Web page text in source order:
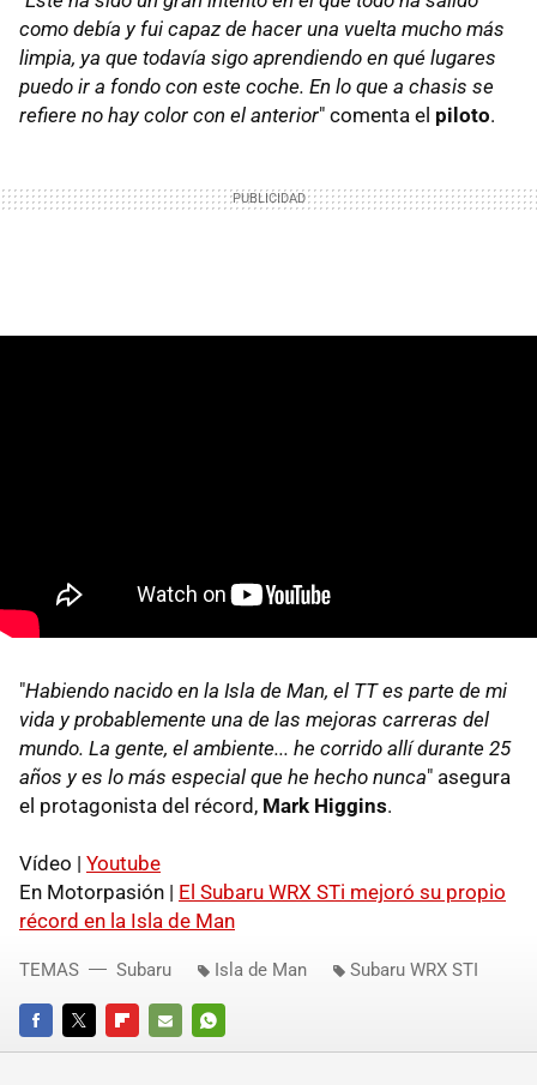
como debía y fui capaz de hacer una vuelta mucho más
limpia, ya que todavía sigo aprendiendo en qué lugares
puedo ir a fondo con este coche. En lo que a chasis se
refiere no hay color con el anterior" comenta el piloto.
"Habiendo nacido en la Isla de Man, el TT es parte de mi
vida y probablemente una de las mejoras carreras del
mundo. La gente, el ambiente... he corrido allí durante 25
años y es lo más especial que he hecho nunca" asegura
el protagonista del récord, Mark Higgins.
Vídeo | Youtube
En Motorpasión | El Subaru WRX STi mejoró su propio
récord en la Isla de Man
FACEBOOKTWITTERFLIPBOARD
E-
WHATSAPP
TEMAS Subaru Isla de Man Subaru WRX STI